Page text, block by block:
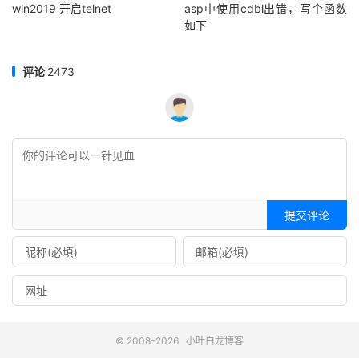
win2019 开启telnet
asp中使用cdbl出错，写个函数
如下
评论2473
提交评论
© 2008-2026 小叶白龙博客